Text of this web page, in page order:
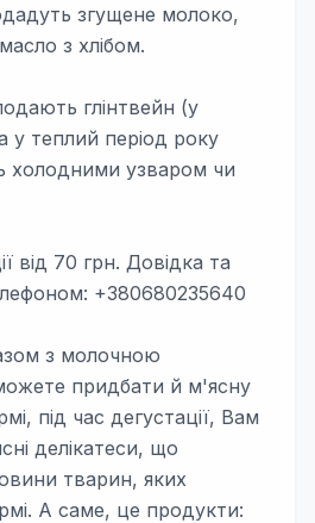
згущене молоко,
асло з хлібом.
глінтвейн (у
у теплий період року
холодними узваром чи
від 70 грн. Довідка та
+380680235640
з молочною
придбати й м'ясну
під час дегустації, Вам
делікатеси, що
тварин, яких
А саме, це продукти: